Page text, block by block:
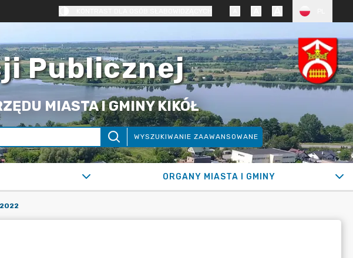
Publicznej
MIASTA I GMINY KIKÓŁ
WYSZUKIWANIE ZAAWANSOWANE
ORGANY MIASTA I GMINY